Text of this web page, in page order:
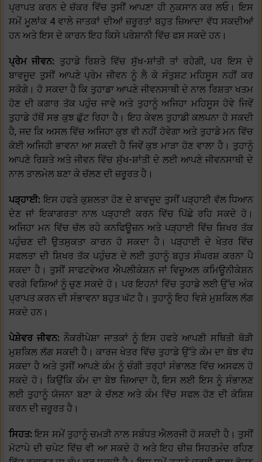
ਪ੍ਰਾਪਤ ਕਰਨ ਦੇ ਚੱਕਰ ਵਿੱਚ ਤੁਸੀਂ ਆਪਣਾ ਹੀ ਨੁਕਸਾਨ ਕਰ ਲਓ। ਇਸ
ਸਮੇਂ ਮੂਲਾਂਕ 4 ਵਾਲੇ ਜਾਤਕਾਂ ਦੀਆਂ ਜ਼ਰੂਰਤਾਂ ਬਹੁਤ ਜ਼ਿਆਦਾ ਵੱਧ ਸਕਦੀਆਂ
ਹਨ ਅਤੇ ਇਸ ਦੇ ਕਾਰਨ ਇਹ ਕਿਸੇ ਪਰੇਸ਼ਾਨੀ ਵਿੱਚ ਫਸ ਸਕਦੇ ਹਨ।
ਪ੍ਰੇਮ ਜੀਵਨ: ਤੁਹਾਡੇ ਰਿਸ਼ਤੇ ਵਿੱਚ ਸੁੱਖ-ਸ਼ਾਂਤੀ ਤਾਂ ਰਹੇਗੀ, ਪਰ ਇਸ ਦੇ
ਬਾਵਜੂਦ ਤੁਸੀਂ ਆਪਣੇ ਪ੍ਰੇਮ ਜੀਵਨ ਨੂੰ ਲੈ ਕੇ ਸੰਤੁਸ਼ਟ ਮਹਿਸੂਸ ਨਹੀਂ ਕਰ
ਸਕੋਗੇ। ਹੋ ਸਕਦਾ ਹੈ ਕਿ ਤੁਹਾਡਾ ਆਪਣੇ ਜੀਵਨਸਾਥੀ ਦੇ ਨਾਲ ਰਿਸ਼ਤਾ ਖਤਮ
ਹੋਣ ਦੀ ਕਗਾਰ ਤੱਕ ਪਹੁੰਚ ਜਾਵੇ ਅਤੇ ਤੁਹਾਨੂੰ ਅਜਿਹਾ ਮਹਿਸੂਸ ਹੋਵੇ ਜਿਵੇਂ
ਤੁਹਾਡੇ ਹੱਥੋਂ ਸਭ ਕੁਝ ਛੁੱਟ ਰਿਹਾ ਹੈ। ਇਹ ਕੇਵਲ ਤੁਹਾਡੀ ਕਲਪਨਾ ਹੋ ਸਕਦੀ
ਹੈ, ਜਦ ਕਿ ਅਸਲ ਵਿੱਚ ਅਜਿਹਾ ਕੁਝ ਵੀ ਨਹੀਂ ਹੋਵੇਗਾ ਅਤੇ ਤੁਹਾਡੇ ਮਨ ਵਿੱਚ
ਕੋਈ ਅਜਿਹੀ ਭਾਵਨਾ ਆ ਸਕਦੀ ਹੈ ਜਿਵੇਂ ਕੁਝ ਮਾੜਾ ਹੋਣ ਵਾਲਾ ਹੈ। ਤੁਹਾਨੂੰ
ਆਪਣੇ ਰਿਸ਼ਤੇ ਅਤੇ ਜੀਵਨ ਵਿੱਚ ਸੁੱਖ-ਸ਼ਾਂਤੀ ਦੇ ਲਈ ਆਪਣੇ ਜੀਵਨਸਾਥੀ ਦੇ
ਨਾਲ ਤਾਲਮੇਲ ਬਣਾ ਕੇ ਚੱਲਣ ਦੀ ਜ਼ਰੂਰਤ ਹੈ।
ਪੜ੍ਹਾਈ:ਇਸ ਹਫਤੇ ਕੁਸ਼ਲਤਾ ਹੋਣ ਦੇ ਬਾਵਜੂਦ ਤੁਸੀਂ ਪੜ੍ਹਾਈ ਵੱਲ ਧਿਆਨ
ਦੇਣ ਜਾਂ ਇਕਾਗਰਤਾ ਨਾਲ ਪੜ੍ਹਾਈ ਕਰਨ ਵਿੱਚ ਪਿੱਛੇ ਰਹਿ ਸਕਦੇ ਹੋ।
ਅਜਿਹਾ ਮਨ ਵਿੱਚ ਚੱਲ ਰਹੇ ਕਨਫਿਊਜ਼ਨ ਅਤੇ ਪੜ੍ਹਾਈ ਵਿੱਚ ਸ਼ਿਖਰ ਤੱਕ
ਪਹੁੰਚਣ ਦੀ ਉਤਸੁਕਤਾ ਕਾਰਨ ਹੋ ਸਕਦਾ ਹੈ। ਪੜ੍ਹਾਈ ਦੇ ਖੇਤਰ ਵਿੱਚ
ਸਫਲਤਾ ਦੀ ਸ਼ਿਖਰ ਤੱਕ ਪਹੁੰਚਣ ਦੇ ਲਈ ਤੁਹਾਨੂੰ ਬਹੁਤ ਸੰਘਰਸ਼ ਕਰਨਾ ਪੈ
ਸਕਦਾ ਹੈ। ਤੁਸੀਂ ਸਾਫਟਵੇਅਰ ਐਪਲੀਕੇਸ਼ਨ ਜਾਂ ਵਿਜ਼ੂਅਲ ਕਮਿਊਨੀਕੇਸ਼ਨ
ਵਰਗੇ ਵਿਸ਼ਿਆਂ ਨੂੰ ਚੁਣ ਸਕਦੇ ਹੋ। ਪਰ ਇਹਨਾਂ ਵਿੱਚ ਤੁਹਾਡੇ ਲਈ ਉੱਚ ਅੰਕ
ਪ੍ਰਾਪਤ ਕਰਨ ਦੀ ਸੰਭਾਵਨਾ ਬਹੁਤ ਘੱਟ ਹੈ। ਤੁਹਾਨੂੰ ਇਹ ਵਿਸ਼ੇ ਮੁਸ਼ਕਿਲ ਲੱਗ
ਸਕਦੇ ਹਨ।
ਪੇਸ਼ੇਵਰ ਜੀਵਨ: ਨੌਕਰੀਪੇਸ਼ਾ ਜਾਤਕਾਂ ਨੂੰ ਇਸ ਹਫਤੇ ਆਪਣੀ ਸਥਿਤੀ ਥੋੜੀ
ਮੁਸ਼ਕਿਲ ਲੱਗ ਸਕਦੀ ਹੈ। ਕਾਰਜ ਖੇਤਰ ਵਿੱਚ ਤੁਹਾਡੇ ਉੱਤੇ ਕੰਮ ਦਾ ਬੋਝ ਵੱਧ
ਸਕਦਾ ਹੈ ਅਤੇ ਤੁਸੀਂ ਆਪਣੇ ਕੰਮ ਨੂੰ ਚੰਗੀ ਤਰ੍ਹਾਂ ਸੰਭਾਲਣ ਵਿੱਚ ਅਸਫਲ ਹੋ
ਸਕਦੇ ਹੋ। ਕਿਉਂਕਿ ਕੰਮ ਦਾ ਬੋਝ ਜ਼ਿਆਦਾ ਹੈ, ਇਸ ਲਈ ਇਸ ਨੂੰ ਸੰਭਾਲਣ
ਲਈ ਤੁਹਾਨੂੰ ਯੋਜਨਾ ਬਣਾ ਕੇ ਚੱਲਣ ਅਤੇ ਕੰਮ ਵਿੱਚ ਸਫਲ ਹੋਣ ਦੀ ਕੋਸ਼ਿਸ਼
ਕਰਨ ਦੀ ਜ਼ਰੂਰਤ ਹੈ।
ਸਿਹਤ:ਇਸ ਸਮੇਂ ਤੁਹਾਨੂੰ ਚਮੜੀ ਨਾਲ ਸਬੰਧਤ ਐਲਰਜੀ ਹੋ ਸਕਦੀ ਹੈ। ਤੁਸੀਂ
ਮੋਟਾਪੇ ਦੀ ਚਪੇਟ ਵਿੱਚ ਵੀ ਆ ਸਕਦੇ ਹੋ ਅਤੇ ਇਹ ਚੀਜ਼ ਸਿਹਤਮੰਦ ਰਹਿਣ